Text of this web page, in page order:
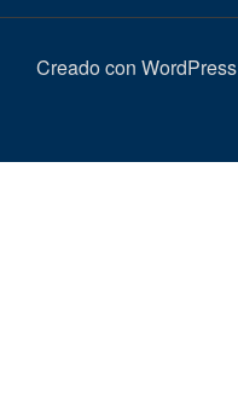
Creado con WordPress